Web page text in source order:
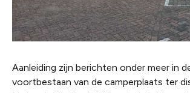
Aanleiding zijn berichten onder meer in
voortbestaan van de camperplaats ter